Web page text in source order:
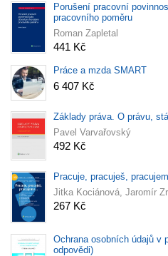
Porušení pracovní
pracovního poměru
Roman Zapletal
441 Kč
Práce a mzda SMART
6 407 Kč
Základy práva. O právu,
Pavel Varvařovský
492 Kč
Pracuje, pracuješ,
Jitka Kociánová, Jaromír
267 Kč
Ochrana osobních údajů v
odpovědi)